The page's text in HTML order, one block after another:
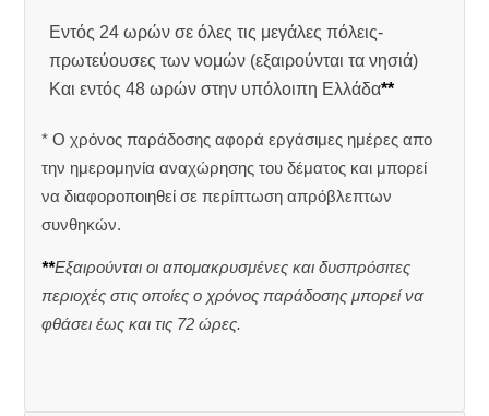
Εντός 24 ωρών σε όλες τις μεγάλες πόλεις-
πρωτεύουσες των νομών (εξαιρούνται τα νησιά)
Και εντός 48 ωρών στην υπόλοιπη Ελλάδα**
* Ο χρόνος παράδοσης αφορά εργάσιμες ημέρες απο
την ημερομηνία αναχώρησης του δέματος και μπορεί
να διαφοροποιηθεί σε περίπτωση απρόβλεπτων
συνθηκών.
**Εξαιρούνται οι απομακρυσμένες και δυσπρόσιτες
περιοχές στις οποίες ο χρόνος παράδοσης μπορεί να
φθάσει έως και τις 72 ώρες.